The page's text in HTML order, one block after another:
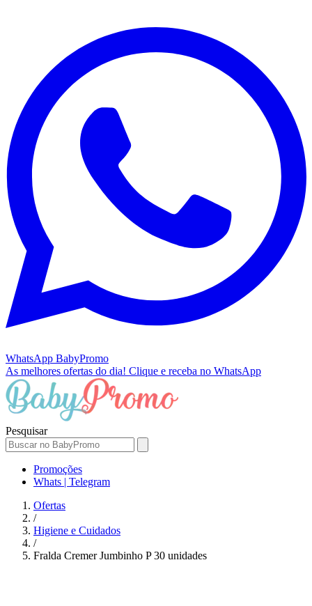
WhatsApp BabyPromo
As melhores ofertas do dia! Clique e receba no WhatsApp
Pesquisar
Promoções
Whats | Telegram
Ofertas
/
Higiene e Cuidados
/
Fralda Cremer Jumbinho P 30 unidades